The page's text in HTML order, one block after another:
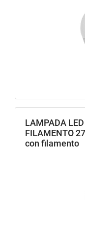
LAMPADA
FILAMENTO
con filamento